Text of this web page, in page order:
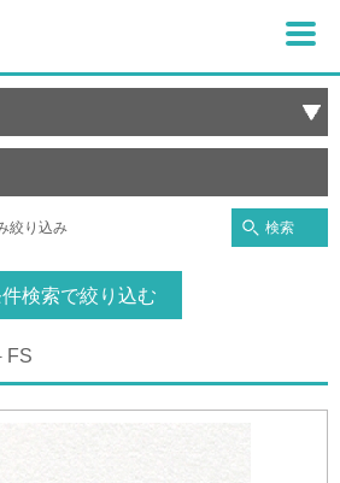
絞り込み 検索
検索で絞り込む
FS